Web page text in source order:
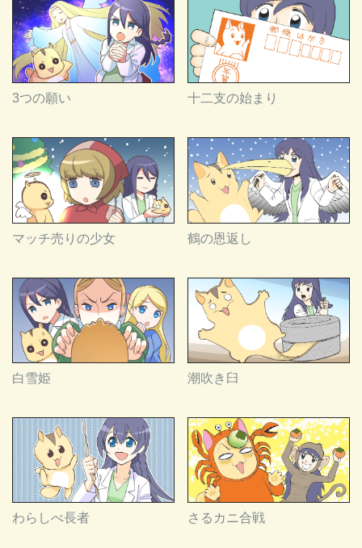
3つの願い 十二支の始まり
マッチ売りの少女 鶴の恩返し
白雪姫 潮吹き臼
わらしべ長者 さるカニ合戦